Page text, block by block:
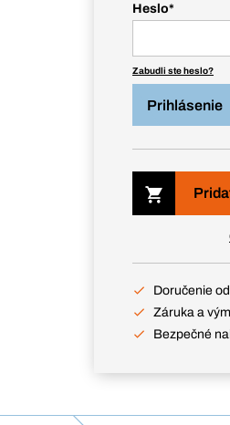
Heslo*
Zabudli ste heslo?
Prihlásenie
Doručenie
Záruka a
Bezpečné